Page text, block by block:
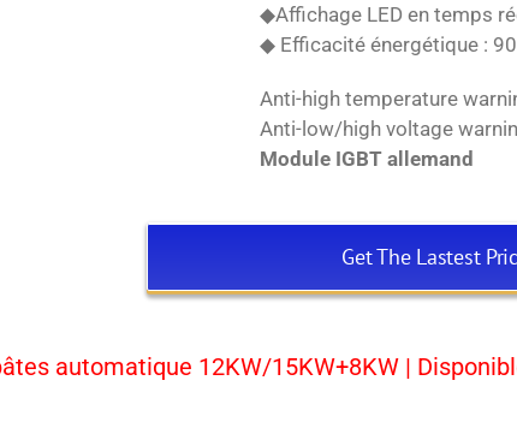
◆Affichage LED en temps
◆ Efficacité énergétique :
Anti-high temperature
Anti-low/high voltage
Module IGBT allemand
Get The Lastest
automatique 12KW/15KW+8KW |